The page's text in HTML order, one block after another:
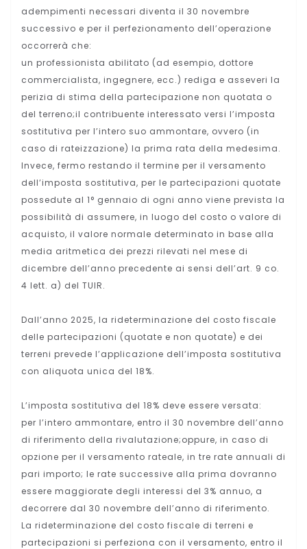
adempimenti necessari diventa il 30 novembre
successivo e per il perfezionamento dell’operazione
occorrerà che:
un professionista abilitato (ad esempio, dottore
commercialista, ingegnere, ecc.) rediga e asseveri la
perizia di stima della partecipazione non quotata o
del terreno;il contribuente interessato versi l’imposta
sostitutiva per l’intero suo ammontare, ovvero (in
caso di rateizzazione) la prima rata della medesima.
Invece, fermo restando il termine per il versamento
dell’imposta sostitutiva, per le partecipazioni quotate
possedute al 1° gennaio di ogni anno viene prevista la
possibilità di assumere, in luogo del costo o valore di
acquisto, il valore normale determinato in base alla
media aritmetica dei prezzi rilevati nel mese di
dicembre dell’anno precedente ai sensi dell’art. 9 co.
4 lett. a) del TUIR.
Dall’anno 2025, la rideterminazione del costo fiscale
delle partecipazioni (quotate e non quotate) e dei
terreni prevede l’applicazione dell’imposta sostitutiva
con aliquota unica del 18%.
L’imposta sostitutiva del 18% deve essere versata:
per l’intero ammontare, entro il 30 novembre dell’anno
di riferimento della rivalutazione;oppure, in caso di
opzione per il versamento rateale, in tre rate annuali di
pari importo; le rate successive alla prima dovranno
essere maggiorate degli interessi del 3% annuo, a
decorrere dal 30 novembre dell’anno di riferimento.
La rideterminazione del costo fiscale di terreni e
partecipazioni si perfeziona con il versamento, entro il